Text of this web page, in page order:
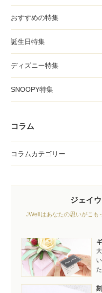
おすすめの特集
誕生日特集
ディズニー特集
SNOOPY特集
コラム
コラムカテゴリー
ジェイ
JWellはあなたの思いがこも
た